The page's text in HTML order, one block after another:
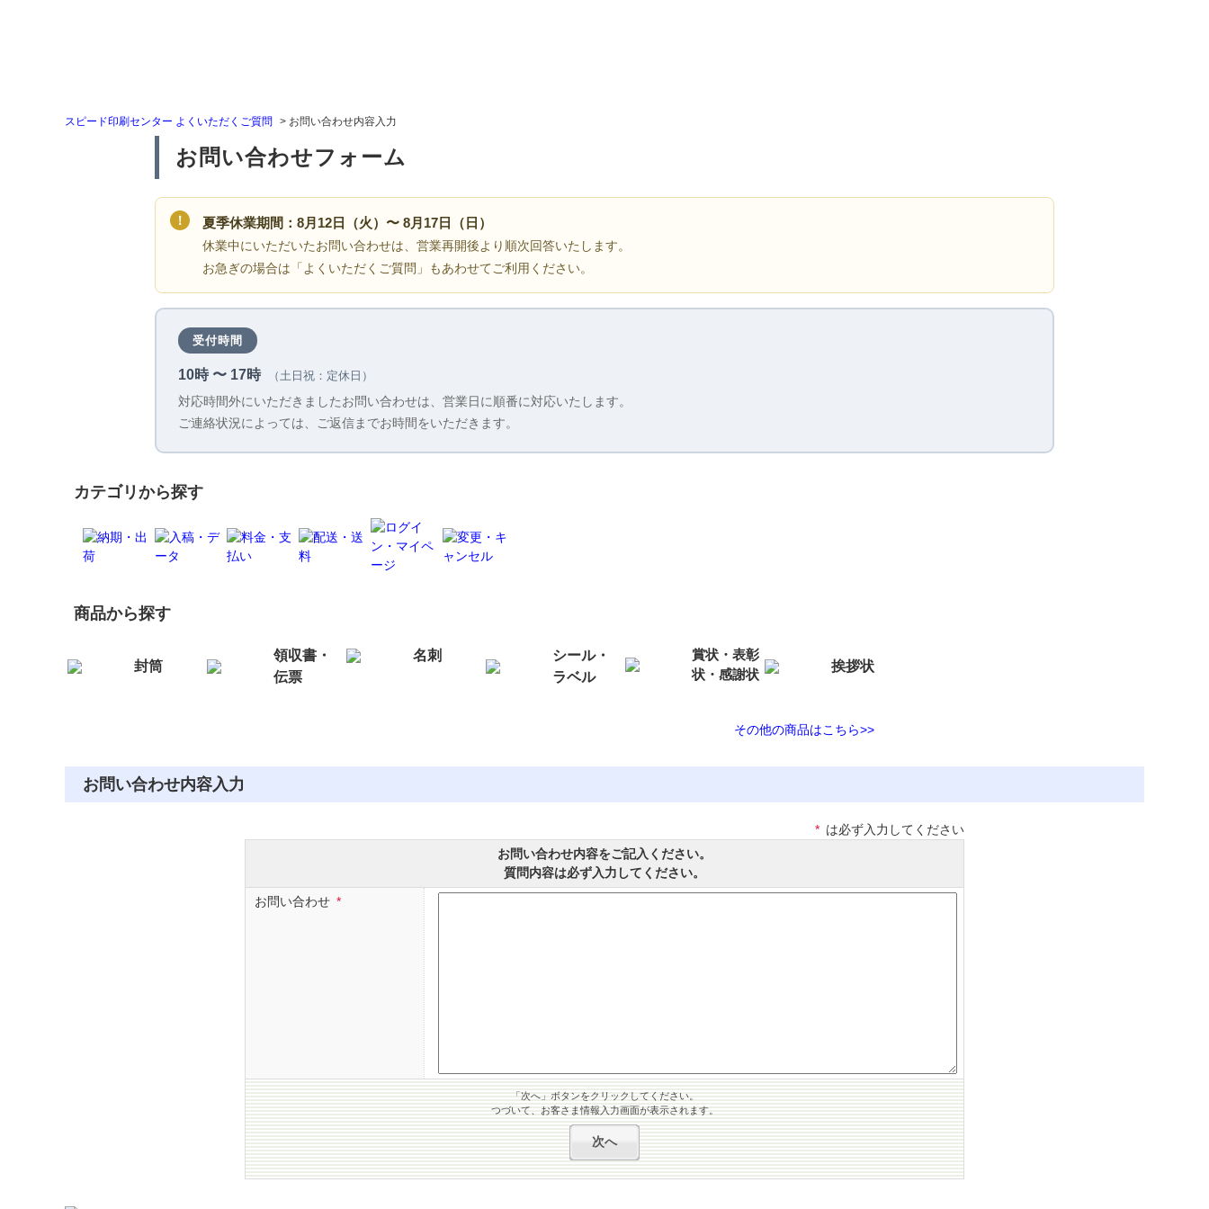
スピード印刷センター よくいただくご質問 > お問い合わせ内容入力
お問い合わせフォーム
！ 夏季休業期間：8月12日（火）〜 8月17日（日）
休業中にいただいたお問い合わせは、営業再開後より順次回答いたします。
お急ぎの場合は「よくいただくご質問」もあわせてご利用ください。
受付時間
10時 〜 17時
（土日祝：定休日）
対応時間外にいただきましたお問い合わせは、営業日に順番に対応いたします。
ご連絡状況によっては、ご返信までお時間をいただきます。
カテゴリから探す
商品から探す
封筒
領収書・
伝票
名刺
シール・
ラベル
賞状・表彰
状・感謝状
挨拶状
その他の商品はこちら>>
お問い合わせ内容入力
* は必ず入力してください
お問い合わせ内容をご記入ください。
質問内容は必ず入力してください。
お問い合わせ *
「次へ」ボタンをクリックしてください。
つづいて、お客さま情報入力画面が表示されます。